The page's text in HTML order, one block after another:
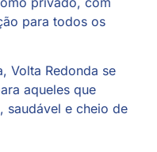
para todos os
Volta Redonda se
aqueles que
saudável e cheio de